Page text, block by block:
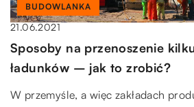
BUDOWLANKA
21.06.2021
Sposoby na przenoszenie
ładunków – jak to zrobić?
W przemyśle, a więc zakładach